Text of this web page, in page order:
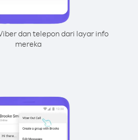
dan telepon dari layar info
mereka